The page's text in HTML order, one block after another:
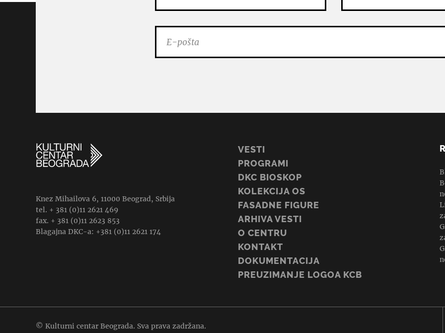
Knez Mihailova 6, 11000 Beograd, Srbija
tel. + 381 (0)11 2621 469
fax. + 381 (0)11 2623 853
Blagajna DKC-a: +381 (0)11 2621 174
VESTI
PROGRAMI
DKC BIOSKOP
KOLEKCIJA OS
FASADNE FIGURE
ARHIVA VESTI
O CENTRU
KONTAKT
DOKUMENTACIJA
PREUZIMANJE LOGOA KCB
© Kulturni centar Beograda. Sva prava zadržana.